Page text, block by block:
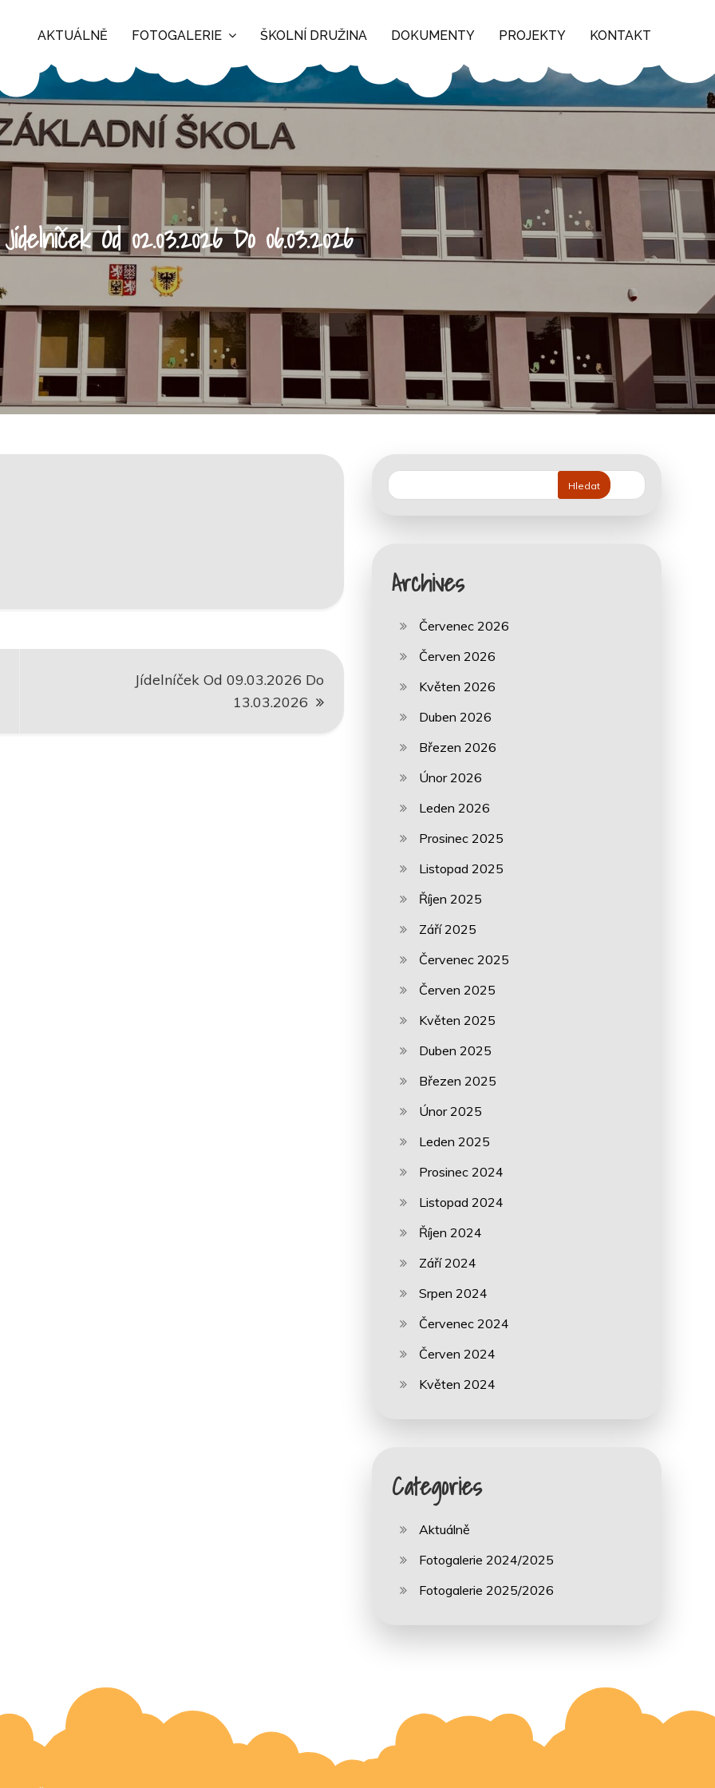
AKTUÁLNĚ FOTOGALERIE ŠKOLNÍ DRUŽINA DOKUMENTY PROJEKTY KONTAKT
Jídelníček Od 02.03.2026 Do 06.03.2026
Jídelníček Od 09.03.2026 Do
13.03.2026
Hledat
Archives
Červenec 2026
Červen 2026
Květen 2026
Duben 2026
Březen 2026
Únor 2026
Leden 2026
Prosinec 2025
Listopad 2025
Říjen 2025
Září 2025
Červenec 2025
Červen 2025
Květen 2025
Duben 2025
Březen 2025
Únor 2025
Leden 2025
Prosinec 2024
Listopad 2024
Říjen 2024
Září 2024
Srpen 2024
Červenec 2024
Červen 2024
Květen 2024
Categories
Aktuálně
Fotogalerie 2024/2025
Fotogalerie 2025/2026